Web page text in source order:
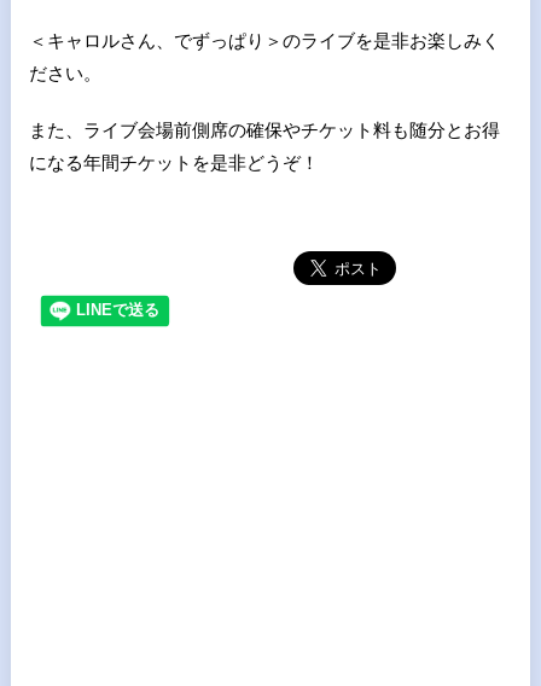
＜キャロルさん、でずっぱり＞のライブを是非お楽しみく
ださい。
また、ライブ会場前側席の確保やチケット料も随分とお得
になる年間チケットを是非どうぞ！